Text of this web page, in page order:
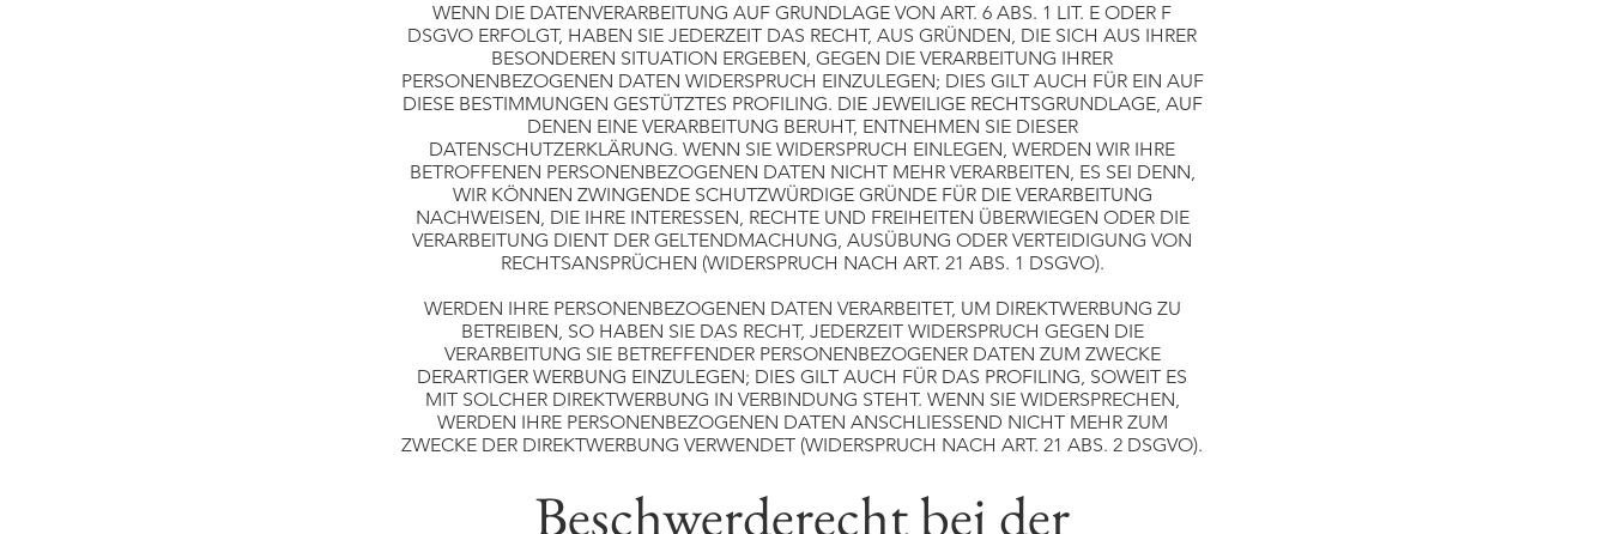
WENN DIE DATENVERARBEITUNG AUF GRUNDLAGE VON ART. 6 ABS. 1 LIT. E ODER F
DSGVO ERFOLGT, HABEN SIE JEDERZEIT DAS RECHT, AUS GRÜNDEN, DIE SICH AUS IHRER
BESONDEREN SITUATION ERGEBEN, GEGEN DIE VERARBEITUNG IHRER
PERSONENBEZOGENEN DATEN WIDERSPRUCH EINZULEGEN; DIES GILT AUCH FÜR EIN AUF
DIESE BESTIMMUNGEN GESTÜTZTES PROFILING. DIE JEWEILIGE RECHTSGRUNDLAGE, AUF
DENEN EINE VERARBEITUNG BERUHT, ENTNEHMEN SIE DIESER
DATENSCHUTZERKLÄRUNG. WENN SIE WIDERSPRUCH EINLEGEN, WERDEN WIR IHRE
BETROFFENEN PERSONENBEZOGENEN DATEN NICHT MEHR VERARBEITEN, ES SEI DENN,
WIR KÖNNEN ZWINGENDE SCHUTZWÜRDIGE GRÜNDE FÜR DIE VERARBEITUNG
NACHWEISEN, DIE IHRE INTERESSEN, RECHTE UND FREIHEITEN ÜBERWIEGEN ODER DIE
VERARBEITUNG DIENT DER GELTENDMACHUNG, AUSÜBUNG ODER VERTEIDIGUNG VON
RECHTSANSPRÜCHEN (WIDERSPRUCH NACH ART. 21 ABS. 1 DSGVO).
WERDEN IHRE PERSONENBEZOGENEN DATEN VERARBEITET, UM DIREKTWERBUNG ZU
BETREIBEN, SO HABEN SIE DAS RECHT, JEDERZEIT WIDERSPRUCH GEGEN DIE
VERARBEITUNG SIE BETREFFENDER PERSONENBEZOGENER DATEN ZUM ZWECKE
DERARTIGER WERBUNG EINZULEGEN; DIES GILT AUCH FÜR DAS PROFILING, SOWEIT ES
MIT SOLCHER DIREKTWERBUNG IN VERBINDUNG STEHT. WENN SIE WIDERSPRECHEN,
WERDEN IHRE PERSONENBEZOGENEN DATEN ANSCHLIESSEND NICHT MEHR ZUM
ZWECKE DER DIREKTWERBUNG VERWENDET (WIDERSPRUCH NACH ART. 21 ABS. 2 DSGVO).
Beschwerderecht bei der